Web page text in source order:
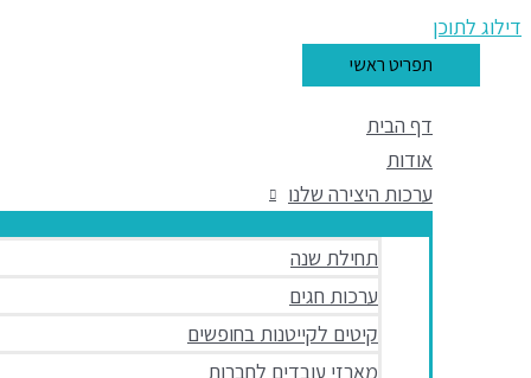
דילוג לתוכן
תפריט ראשי
דף הבית
אודות
ערכות היצירה שלנו
תחילת שנה
ערכות חגים
קיטים לקייטנות בחופשים
מארזי עובדים לחברות